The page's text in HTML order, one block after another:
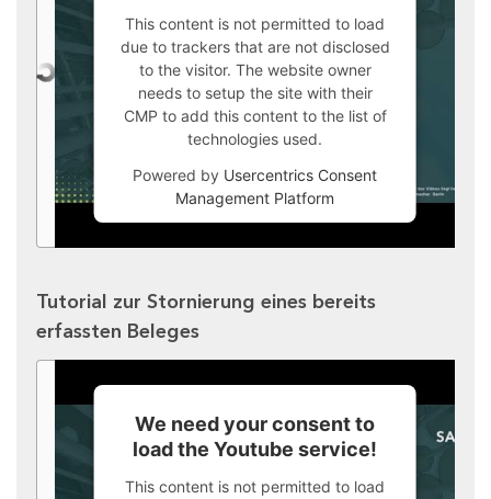
This content is not permitted to load
due to trackers that are not disclosed
to the visitor. The website owner
needs to setup the site with their
CMP to add this content to the list of
technologies used.
Powered by Usercentrics Consent
Management Platform
Tutorial zur Stornierung eines bereits
erfassten Beleges
We need your consent to
load the Youtube service!
This content is not permitted to load